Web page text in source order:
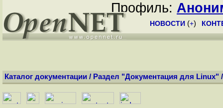
Профиль:
НОВОСТИ (+)
Каталог документации / Раздел "Документация для Linux"